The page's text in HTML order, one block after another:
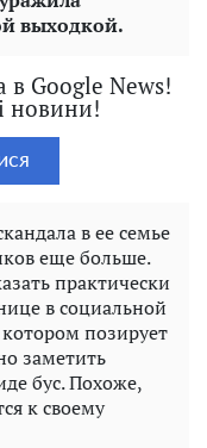
выходкой.
Google News!
новини!
в ее семье
еще больше.
практически
в социальной
позирует
заметить
бус. Похоже,
к своему